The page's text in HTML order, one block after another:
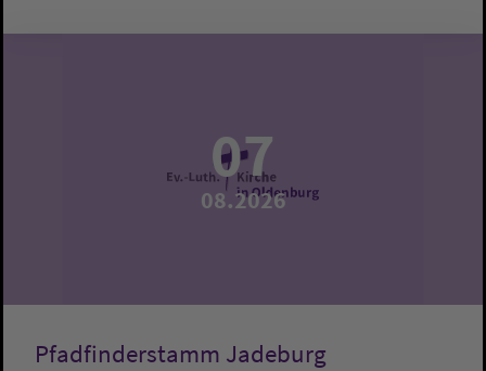
07
08.2026
Pfadfinderstamm Jadeburg